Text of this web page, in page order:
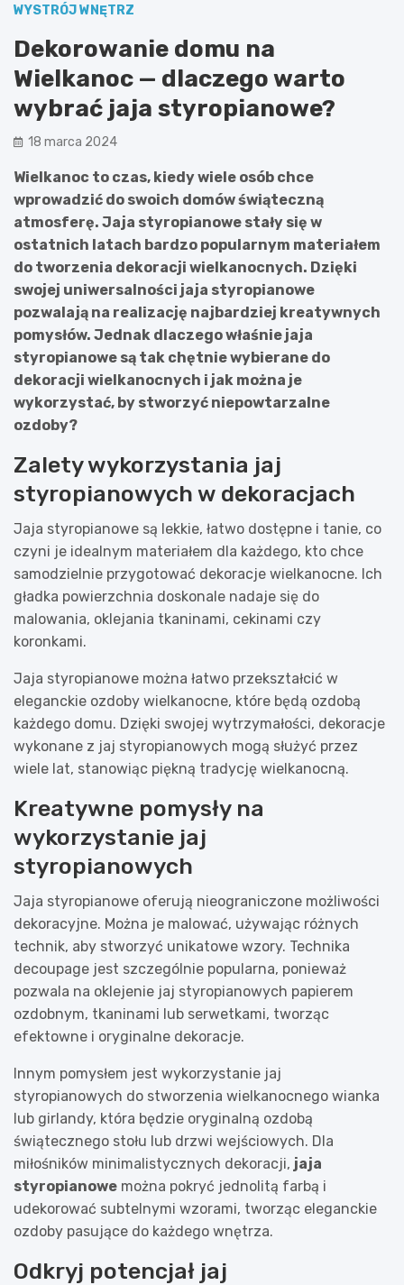
WYSTRÓJ WNĘTRZ
Dekorowanie domu na
Wielkanoc — dlaczego warto
wybrać jaja styropianowe?
18 marca 2024
Wielkanoc to czas, kiedy wiele osób chce
wprowadzić do swoich domów świąteczną
atmosferę. Jaja styropianowe stały się w
ostatnich latach bardzo popularnym materiałem
do tworzenia dekoracji wielkanocnych. Dzięki
swojej uniwersalności jaja styropianowe
pozwalają na realizację najbardziej kreatywnych
pomysłów. Jednak dlaczego właśnie jaja
styropianowe są tak chętnie wybierane do
dekoracji wielkanocnych i jak można je
wykorzystać, by stworzyć niepowtarzalne
ozdoby?
Zalety wykorzystania jaj
styropianowych w dekoracjach
Jaja styropianowe są lekkie, łatwo dostępne i tanie, co
czyni je idealnym materiałem dla każdego, kto chce
samodzielnie przygotować dekoracje wielkanocne. Ich
gładka powierzchnia doskonale nadaje się do
malowania, oklejania tkaninami, cekinami czy
koronkami.
Jaja styropianowe można łatwo przekształcić w
eleganckie ozdoby wielkanocne, które będą ozdobą
każdego domu. Dzięki swojej wytrzymałości, dekoracje
wykonane z jaj styropianowych mogą służyć przez
wiele lat, stanowiąc piękną tradycję wielkanocną.
Kreatywne pomysły na
wykorzystanie jaj
styropianowych
Jaja styropianowe oferują nieograniczone możliwości
dekoracyjne. Można je malować, używając różnych
technik, aby stworzyć unikatowe wzory. Technika
decoupage jest szczególnie popularna, ponieważ
pozwala na oklejenie jaj styropianowych papierem
ozdobnym, tkaninami lub serwetkami, tworząc
efektowne i oryginalne dekoracje.
Innym pomysłem jest wykorzystanie jaj
styropianowych do stworzenia wielkanocnego wianka
lub girlandy, która będzie oryginalną ozdobą
świątecznego stołu lub drzwi wejściowych. Dla
miłośników minimalistycznych dekoracji, jaja
styropianowe można pokryć jednolitą farbą i
udekorować subtelnymi wzorami, tworząc eleganckie
ozdoby pasujące do każdego wnętrza.
Odkryj potencjał jaj